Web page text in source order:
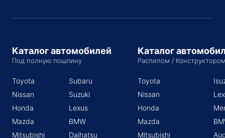
Каталог автомобилей
Под полную пошлину
Toyota
Nissan
Honda
Mazda
Mitsubishi
Subaru
Suzuki
Lexus
BMW
Daihatsu
Каталог
Распилом /
Toyota
Nissan
Honda
Mazda
Mitsubishi